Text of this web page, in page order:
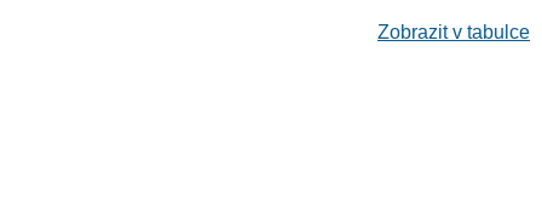
Zobrazit v tabulce